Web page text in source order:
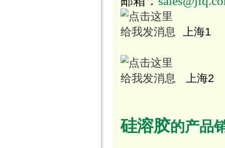
上海1
上海2
硅溶胶的产品